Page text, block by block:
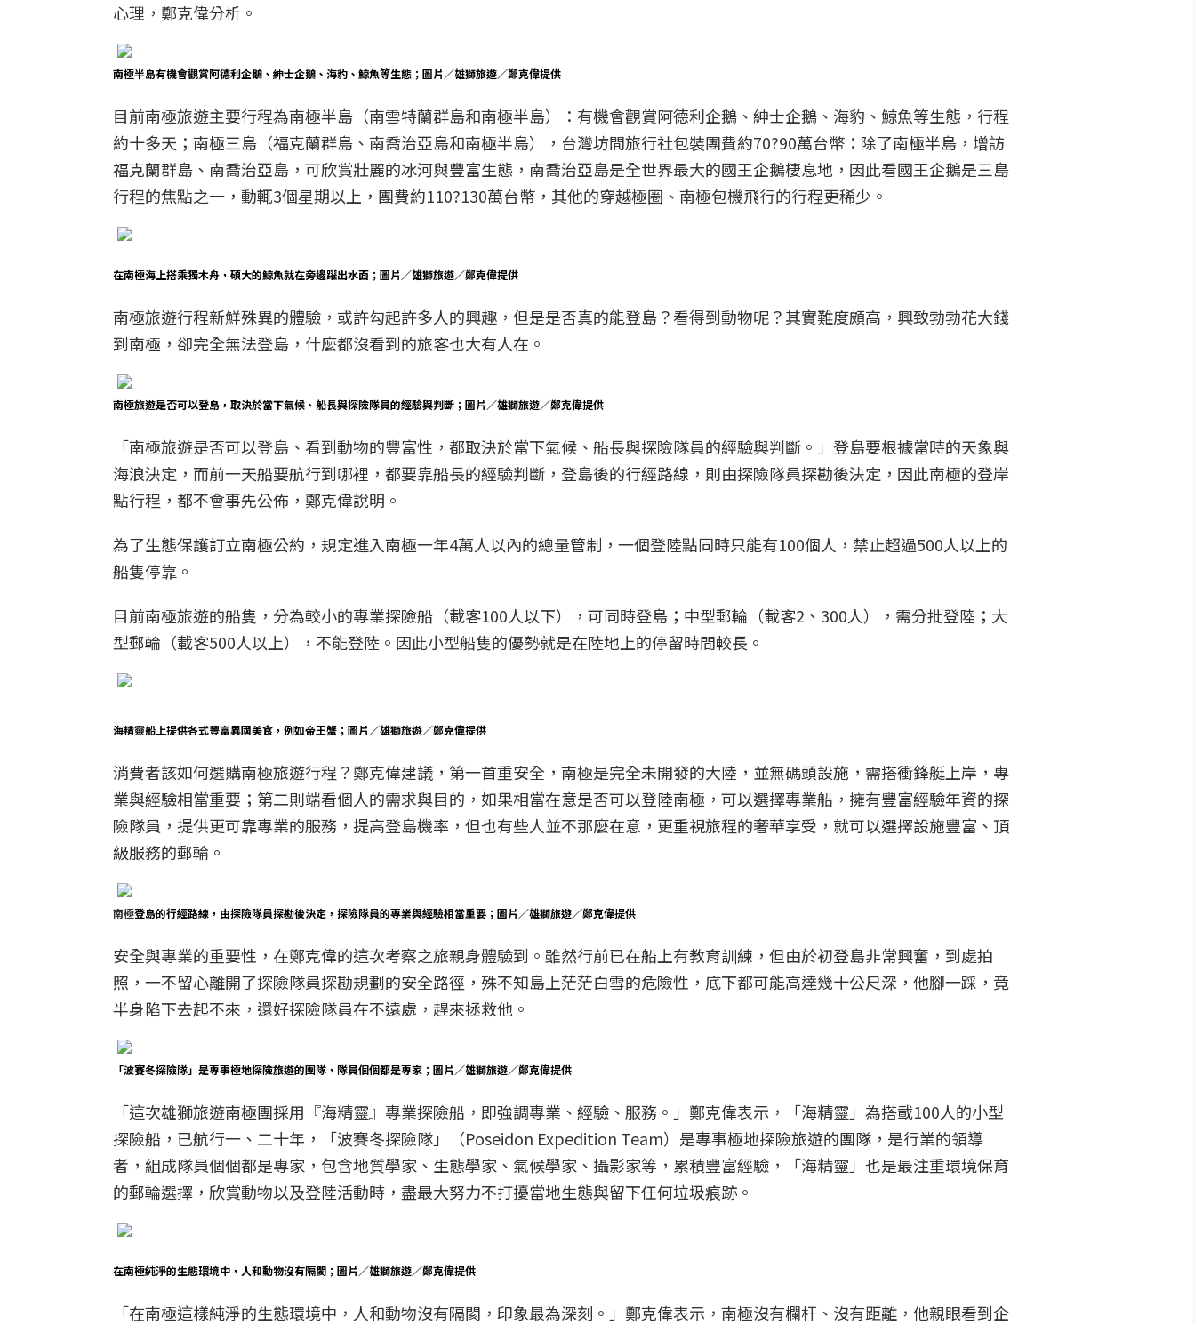
心理，鄭克偉分析。
南極半島有機會觀賞阿德利企鵝、紳士企鵝、海豹、鯨魚等生態；圖片／雄獅旅遊／鄭克偉提供
目前南極旅遊主要行程為南極半島（南雪特蘭群島和南極半島）：有機會觀賞阿德利企鵝、紳士企鵝、海豹、鯨魚等生態，行程
約十多天；南極三島（福克蘭群島、南喬治亞島和南極半島），台灣坊間旅行社包裝團費約70?90萬台幣：除了南極半島，增訪
福克蘭群島、南喬治亞島，可欣賞壯麗的冰河與豐富生態，南喬治亞島是全世界最大的國王企鵝棲息地，因此看國王企鵝是三島
行程的焦點之一，動輒3個星期以上，團費約110?130萬台幣，其他的穿越極圈、南極包機飛行的行程更稀少。
在南極海上搭乘獨木舟，碩大的鯨魚就在旁邊躍出水面；圖片／雄獅旅遊／鄭克偉提供
南極旅遊行程新鮮殊異的體驗，或許勾起許多人的興趣，但是是否真的能登島？看得到動物呢？其實難度頗高，興致勃勃花大錢
到南極，卻完全無法登島，什麼都沒看到的旅客也大有人在。
南極旅遊是否可以登島，取決於當下氣候、船長與探險隊員的經驗與判斷；圖片／雄獅旅遊／鄭克偉提供
「南極旅遊是否可以登島、看到動物的豐富性，都取決於當下氣候、船長與探險隊員的經驗與判斷。」登島要根據當時的天象與
海浪決定，而前一天船要航行到哪裡，都要靠船長的經驗判斷，登島後的行經路線，則由探險隊員探勘後決定，因此南極的登岸
點行程，都不會事先公佈，鄭克偉說明。
為了生態保護訂立南極公約，規定進入南極一年4萬人以內的總量管制，一個登陸點同時只能有100個人，禁止超過500人以上的
船隻停靠。
目前南極旅遊的船隻，分為較小的專業探險船（載客100人以下），可同時登島；中型郵輪（載客2、300人），需分批登陸；大
型郵輪（載客500人以上），不能登陸。因此小型船隻的優勢就是在陸地上的停留時間較長。
海精靈船上提供各式豐富異國美食，例如帝王蟹；圖片／雄獅旅遊／鄭克偉提供
消費者該如何選購南極旅遊行程？鄭克偉建議，第一首重安全，南極是完全未開發的大陸，並無碼頭設施，需搭衝鋒艇上岸，專
業與經驗相當重要；第二則端看個人的需求與目的，如果相當在意是否可以登陸南極，可以選擇專業船，擁有豐富經驗年資的探
險隊員，提供更可靠專業的服務，提高登島機率，但也有些人並不那麼在意，更重視旅程的奢華享受，就可以選擇設施豐富、頂
級服務的郵輪。
南極登島的行經路線，由探險隊員探勘後決定，探險隊員的專業與經驗相當重要；圖片／雄獅旅遊／鄭克偉提供
安全與專業的重要性，在鄭克偉的這次考察之旅親身體驗到。雖然行前已在船上有教育訓練，但由於初登島非常興奮，到處拍
照，一不留心離開了探險隊員探勘規劃的安全路徑，殊不知島上茫茫白雪的危險性，底下都可能高達幾十公尺深，他腳一踩，竟
半身陷下去起不來，還好探險隊員在不遠處，趕來拯救他。
「波賽冬探險隊」是專事極地探險旅遊的團隊，隊員個個都是專家；圖片／雄獅旅遊／鄭克偉提供
「這次雄獅旅遊南極團採用『海精靈』專業探險船，即強調專業、經驗、服務。」鄭克偉表示，「海精靈」為搭載100人的小型
探險船，已航行一、二十年，「波賽冬探險隊」（Poseidon Expedition Team）是專事極地探險旅遊的團隊，是行業的領導
者，組成隊員個個都是專家，包含地質學家、生態學家、氣候學家、攝影家等，累積豐富經驗，「海精靈」也是最注重環境保育
的郵輪選擇，欣賞動物以及登陸活動時，盡最大努力不打擾當地生態與留下任何垃圾痕跡。
在南極純淨的生態環境中，人和動物沒有隔閡；圖片／雄獅旅遊／鄭克偉提供
「在南極這樣純淨的生態環境中，人和動物沒有隔閡，印象最為深刻。」鄭克偉表示，南極沒有欄杆、沒有距離，他親眼看到企